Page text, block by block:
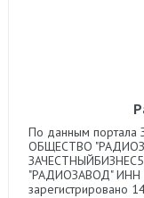
По данным
ОБЩЕСТВО
"РАДИОЗАВОД" ИНН
зарегистрировано